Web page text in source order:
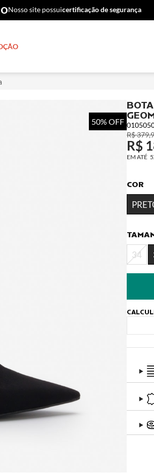
E RETIREcompre no site e retire na loja
50% OFF
R$
R$
COR
34